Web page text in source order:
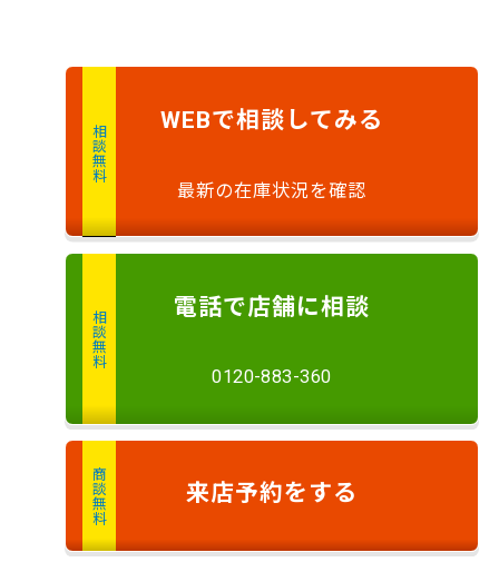
相談無料
WEBで相談 してみる
最新の在庫状況を確認
相談無料
電話で店舗に相談
0120-883-360
商談無料 来店予約をする